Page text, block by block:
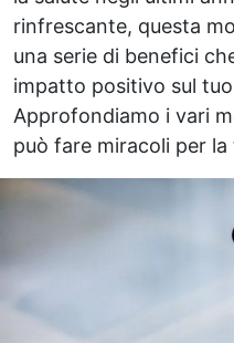
rinfrescante, questa
una serie di benefici
impatto positivo sul
Approfondiamo i vari
può fare miracoli per la